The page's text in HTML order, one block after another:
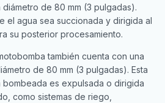
de 80 mm (3 pulgadas).
el agua sea succionada y dirigida al
su posterior procesamiento.
también cuenta con una
de 80 mm (3 pulgadas). Esta
es expulsada o dirigida
como sistemas de riego,